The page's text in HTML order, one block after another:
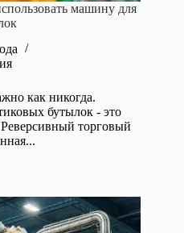
машину для
как никогда.
бутылок - это
торговый